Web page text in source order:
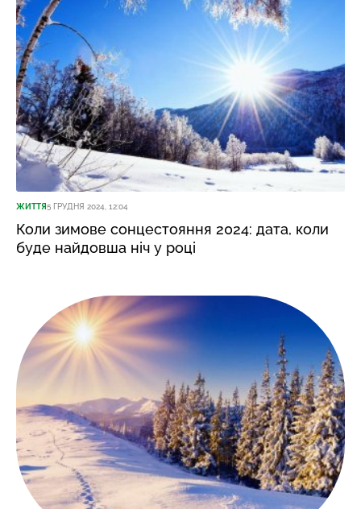
ЖИТТЯ5 ГРУДНЯ 2024, 12:04
Коли зимове сонцестояння 2024: дата, коли
буде найдовша ніч у році